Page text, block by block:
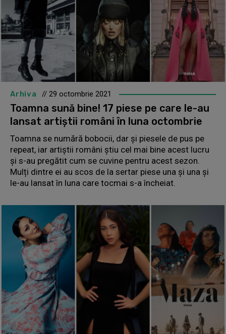
Arhiva // 29 octombrie 2021
Toamna sună bine! 17 piese pe care le-au
lansat artiștii români în luna octombrie
Toamna se numără bobocii, dar și piesele de pus pe
repeat, iar artiștii români știu cel mai bine acest lucru
și s-au pregătit cum se cuvine pentru acest sezon.
Mulți dintre ei au scos de la sertar piese una și una și
le-au lansat în luna care tocmai s-a încheiat.